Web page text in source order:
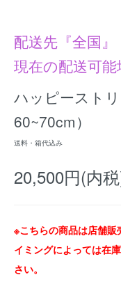
配送先『全国
現在の配送可能
ハッピースト
60~70cm）
送料・箱代込み
20,500円(内
※こちらの商品は店舗販
イミングによっては在
さい。